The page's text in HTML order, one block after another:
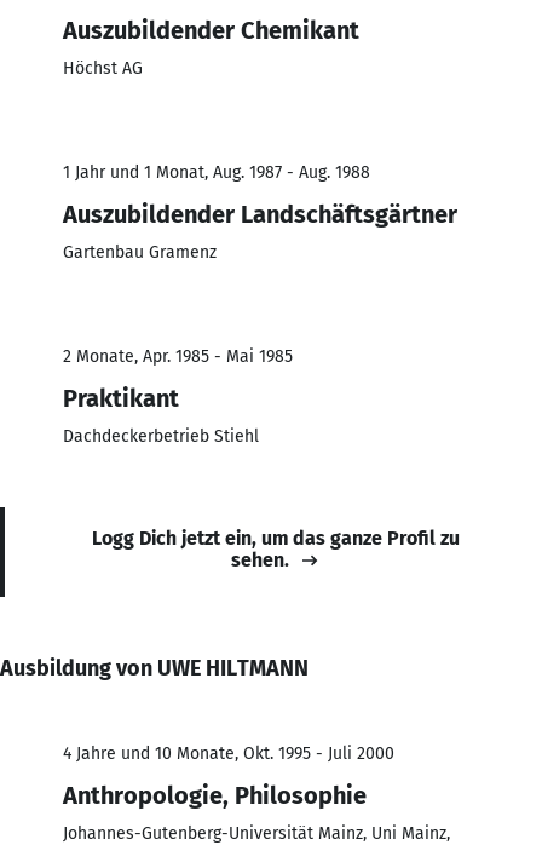
Auszubildender Chemikant
Höchst AG
1 Jahr und 1 Monat, Aug. 1987 - Aug. 1988
Auszubildender Landschäftsgärtner
Gartenbau Gramenz
2 Monate, Apr. 1985 - Mai 1985
Praktikant
Dachdeckerbetrieb Stiehl
Logg Dich jetzt ein, um das ganze Profil zu
sehen.
Ausbildung von UWE HILTMANN
4 Jahre und 10 Monate, Okt. 1995 - Juli 2000
Anthropologie, Philosophie
Johannes-Gutenberg-Universität Mainz, Uni Mainz,